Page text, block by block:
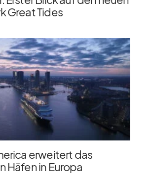
Great Tides
erweitert das
Häfen in Europa